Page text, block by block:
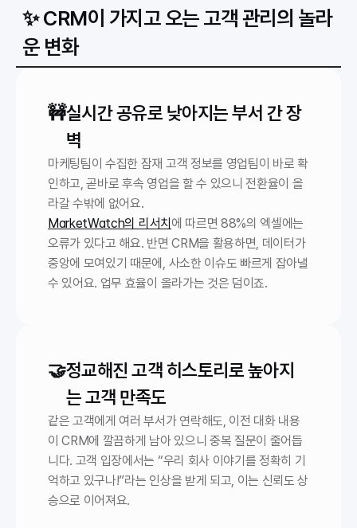
✨ CRM이 가지고 오는 고객 관리의 놀라
운 변화
🚧실시간 공유로 낮아지는 부서 간 장
벽
마케팅팀이 수집한 잠재 고객 정보를 영업팀이 바로 확
인하고, 곧바로 후속 영업을 할 수 있으니 전환율이 올
라갈 수밖에 없어요.
MarketWatch의 리서치에 따르면 88%의 엑셀에는
오류가 있다고 해요. 반면 CRM을 활용하면, 데이터가
중앙에 모여있기 때문에, 사소한 이슈도 빠르게 잡아낼
수 있어요. 업무 효율이 올라가는 것은 덤이죠.
🤝정교해진 고객 히스토리로 높아지
는 고객 만족도
같은 고객에게 여러 부서가 연락해도, 이전 대화 내용
이 CRM에 깔끔하게 남아 있으니 중복 질문이 줄어듭
니다. 고객 입장에서는 “우리 회사 이야기를 정확히 기
억하고 있구나!”라는 인상을 받게 되고, 이는 신뢰도 상
승으로 이어져요.